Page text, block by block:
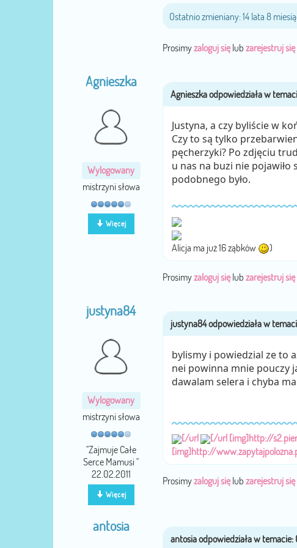
Ostatnio zmieniany: 14 lata 8
Prosimyzaloguj sięlub zarejestruj
Agnieszka
Wylogowany
mistrzyni słowa
Więcej
Justyna, a czy byliście w
Czy to są tylko
pęcherzyki? Po zdjęciu
u nas na buzi nie pojawiło
podobnego było.
Alicja ma już 16 ząbków )
Prosimyzaloguj sięlub zarejestruj
justyna84
Wylogowany
mistrzyni słowa
''Zajmuje Całe
Serce Mamusi ''
22.02.2011
Więcej
bylismy i powiedzial ze to
nei powinna mnie pouczy
dawalam selera i chyba
[/url [/url [img]http://
[img]http://
Prosimyzaloguj sięlub zarejestruj
antosia